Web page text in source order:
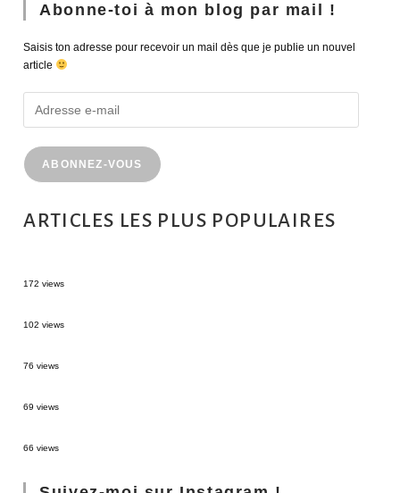
Abonne-toi à mon blog par mail !
Saisis ton adresse pour recevoir un mail dès que je publie un nouvel
article
ABONNEZ-VOUS
ARTICLES LES PLUS POPULAIRES
172 views
102 views
76 views
69 views
66 views